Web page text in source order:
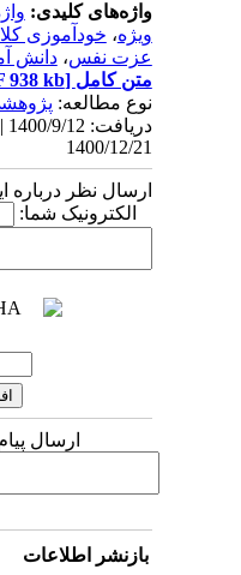
واژه‌های کلیدی:
ویژه،خودآموزی
عزت نفس،دانش
متن کامل[PDF 938 kb]
نوع مطالعه:پژوهشي
1400/12/21
ارسال نظر درباره
الکترونیک شما:
ارسال
بازنشر اطلاعات